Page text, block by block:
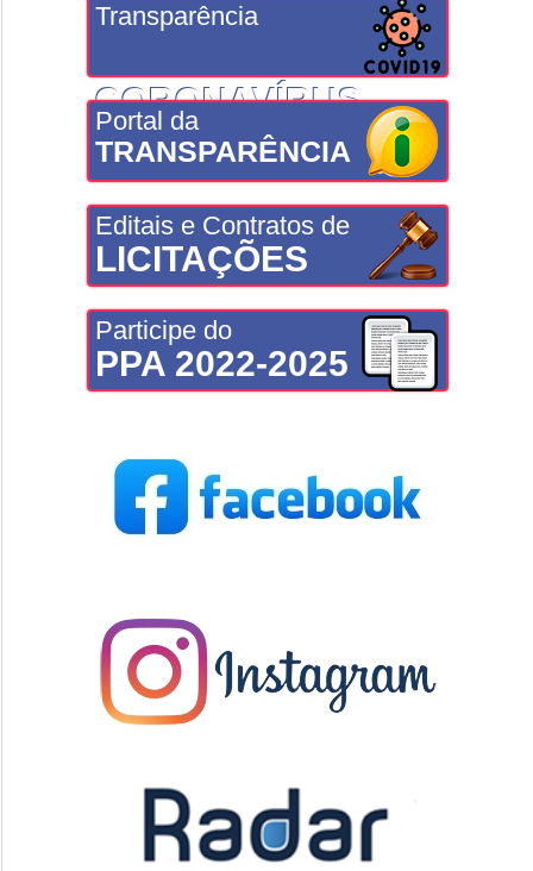
Transparência
CORONAVÍRUS
Portal da
TRANSPARÊNCIA
Editais e Contratos de
LICITAÇÕES
Participe do
PPA 2022-2025